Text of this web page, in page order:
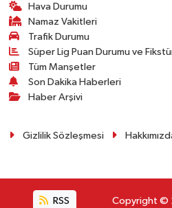
Hava Durumu
Namaz Vakitleri
Trafik Durumu
Süper Lig Puan Durumu ve
Tüm Manşetler
Son Dakika Haberleri
Haber Arşivi
Gizlilik Sözleşmesi
RSS Copyright ©